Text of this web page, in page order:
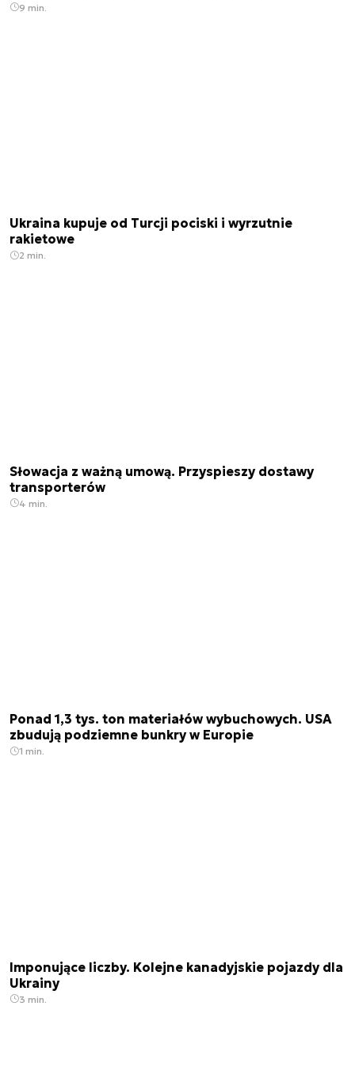
9 min.
Ukraina kupuje od Turcji pociski i wyrzutnie
rakietowe
2 min.
Słowacja z ważną umową. Przyspieszy dostawy
transporterów
4 min.
Ponad 1,3 tys. ton materiałów wybuchowych. USA
zbudują podziemne bunkry w Europie
1 min.
Imponujące liczby. Kolejne kanadyjskie pojazdy dla
Ukrainy
3 min.